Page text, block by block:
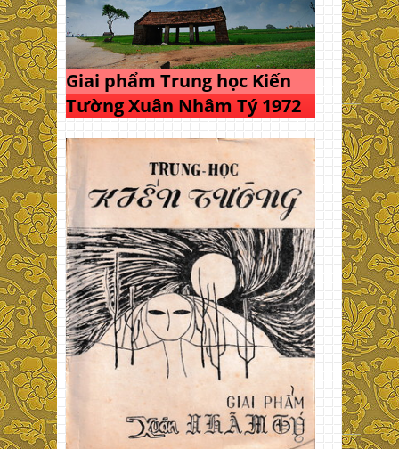
Giai phẩm Trung học Kiến
Tường Xuân Nhâm Tý 1972